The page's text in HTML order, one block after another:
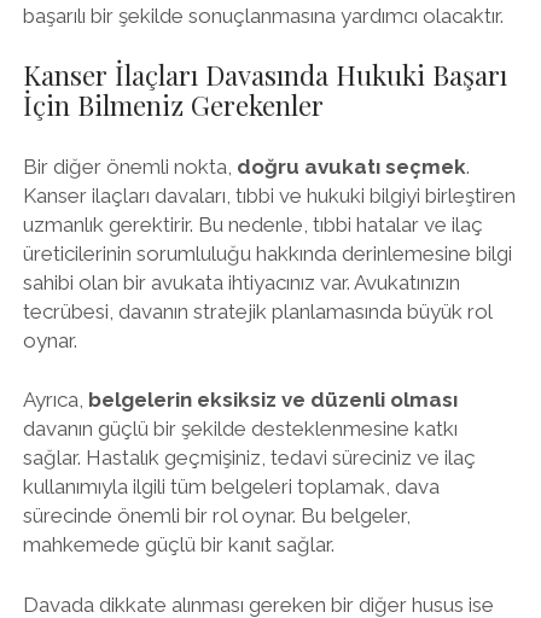
başarılı bir şekilde sonuçlanmasına yardımcı olacaktır.
Kanser İlaçları Davasında Hukuki Başarı
İçin Bilmeniz Gerekenler
Bir diğer önemli nokta, doğru avukatı seçmek.
Kanser ilaçları davaları, tıbbi ve hukuki bilgiyi birleştiren
uzmanlık gerektirir. Bu nedenle, tıbbi hatalar ve ilaç
üreticilerinin sorumluluğu hakkında derinlemesine bilgi
sahibi olan bir avukata ihtiyacınız var. Avukatınızın
tecrübesi, davanın stratejik planlamasında büyük rol
oynar.
Ayrıca, belgelerin eksiksiz ve düzenli olması
davanın güçlü bir şekilde desteklenmesine katkı
sağlar. Hastalık geçmişiniz, tedavi süreciniz ve ilaç
kullanımıyla ilgili tüm belgeleri toplamak, dava
sürecinde önemli bir rol oynar. Bu belgeler,
mahkemede güçlü bir kanıt sağlar.
Davada dikkate alınması gereken bir diğer husus ise